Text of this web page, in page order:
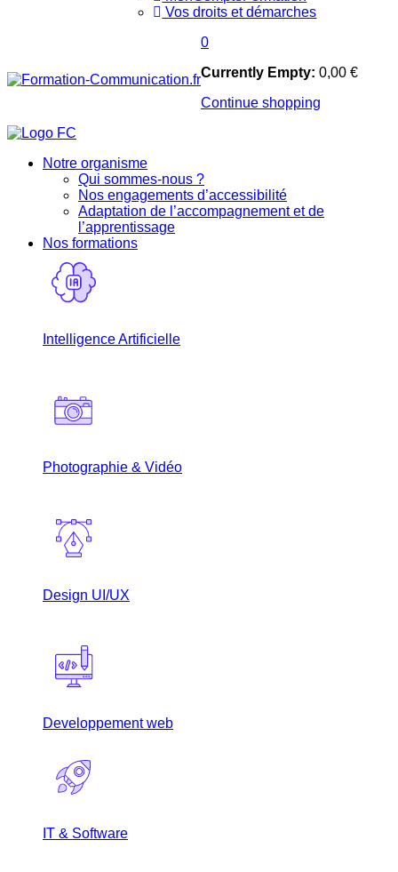
Vos droits et démarches
0
Currently Empty: 0,00 €
Continue shopping
Notre organisme
Qui sommes-nous ?
Nos engagements d’accessibilité
Adaptation de l’accompagnement et de
l’apprentissage
Nos formations
Intelligence Artificielle
Photographie & Vidéo
Design UI/UX
Developpement web
IT & Software